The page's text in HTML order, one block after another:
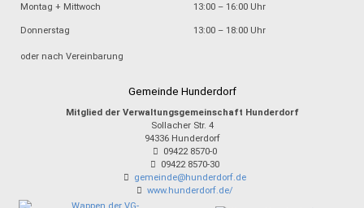
Montag + Mittwoch 13:00 – 16:00 Uhr
Donnerstag 13:00 – 18:00 Uhr
oder nach Vereinbarung
Gemeinde Hunderdorf
Mitglied der Verwaltungsgemeinschaft Hunderdorf
Sollacher Str. 4
94336 Hunderdorf
09422 8570-0
09422 8570-30
gemeinde@hunderdorf.de
www.hunderdorf.de/